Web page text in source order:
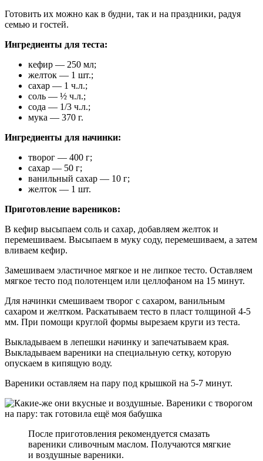
Готовить их можно как в будни, так и на праздники, радуя
семью и гостей.
Ингредиенты для теста:
кефир — 250 мл;
желток — 1 шт.;
сахар — 1 ч.л.;
соль — ½ ч.л.;
сода — 1/3 ч.л.;
мука — 370 г.
Ингредиенты для начинки:
творог — 400 г;
сахар — 50 г;
ванильный сахар — 10 г;
желток — 1 шт.
Приготовление вареников:
В кефир высыпаем соль и сахар, добавляем желток и
перемешиваем. Высыпаем в муку соду, перемешиваем, а затем
вливаем кефир.
Замешиваем эластичное мягкое и не липкое тесто. Оставляем
мягкое тесто под полотенцем или целлофаном на 15 минут.
Для начинки смешиваем творог с сахаром, ванильным
сахаром и желтком. Раскатываем тесто в пласт толщиной 4-5
мм. При помощи круглой формы вырезаем круги из теста.
Выкладываем в лепешки начинку и запечатываем края.
Выкладываем вареники на специальную сетку, которую
опускаем в кипящую воду.
Вареники оставляем на пару под крышкой на 5-7 минут.
После приготовления рекомендуется смазать
вареники сливочным маслом. Получаются мягкие
и воздушные вареники.